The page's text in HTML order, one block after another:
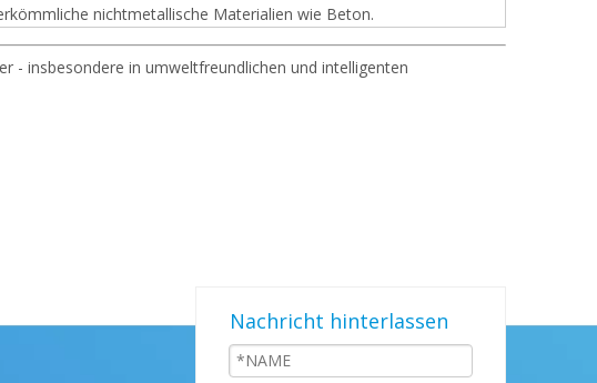
nichtmetallische Materialien wie Beton.
- insbesondere in umweltfreundlichen und intelligenten
Nachricht hinterlassen